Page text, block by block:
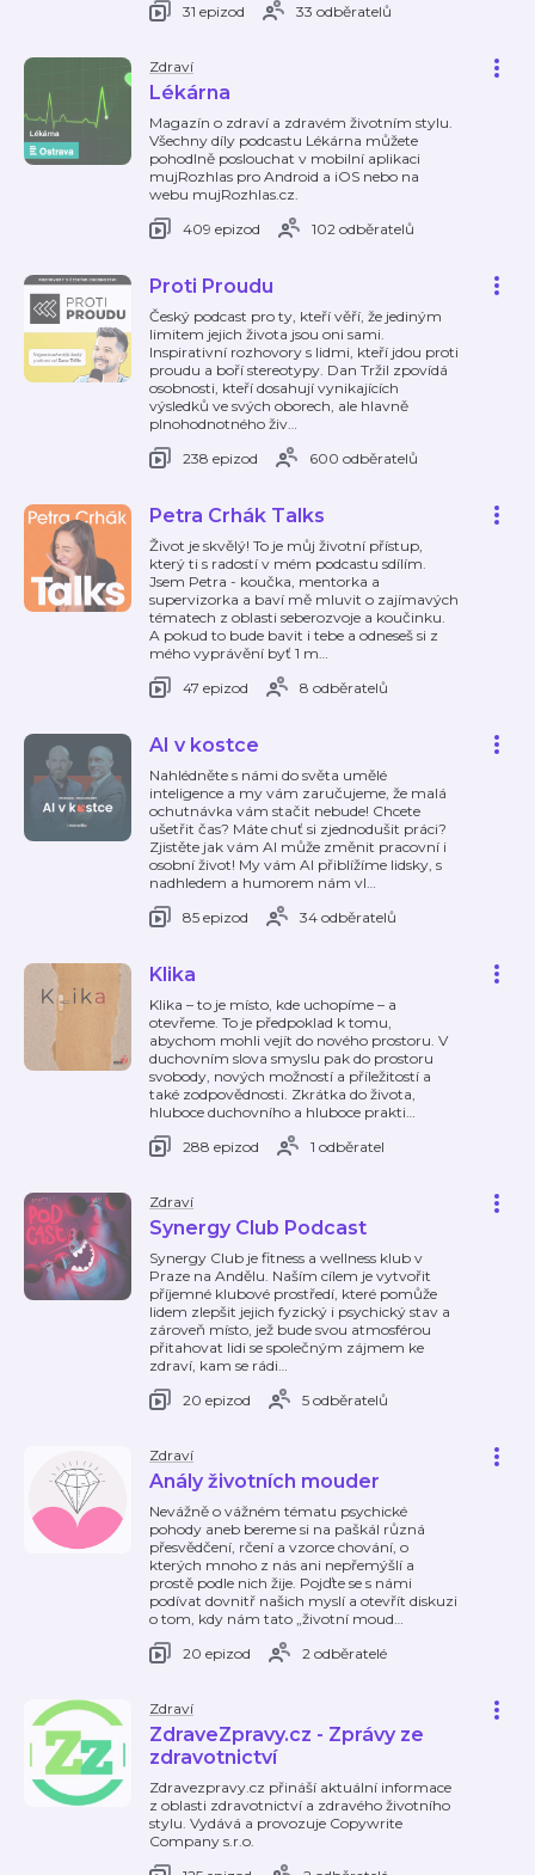
31 epizod
33 odběratelů
Zdraví
Lékárna
Magazín o zdraví a zdravém životním stylu.
Všechny díly podcastu Lékárna můžete
pohodlně poslouchat v mobilní aplikaci
mujRozhlas pro Android a iOS nebo na
webu mujRozhlas.cz.
409 epizod
102 odběratelů
Proti Proudu
Český podcast pro ty, kteří věří, že jediným
limitem jejich života jsou oni sami.
Inspirativní rozhovory s lidmi, kteří jdou proti
proudu a boří stereotypy. Dan Tržil zpovídá
osobnosti, kteří dosahují vynikajících
výsledků ve svých oborech, ale hlavně
plnohodnotného živ…
238 epizod
600 odběratelů
Petra Crhák Talks
Život je skvělý! To je můj životní přístup,
který ti s radostí v mém podcastu sdílím.
Jsem Petra - koučka, mentorka a
supervizorka a baví mě mluvit o zajímavých
tématech z oblasti seberozvoje a koučinku.
A pokud to bude bavit i tebe a odneseš si z
mého vyprávění byť 1 m…
47 epizod
8 odběratelů
AI v kostce
Nahlédněte s námi do světa umělé
inteligence a my vám zaručujeme, že malá
ochutnávka vám stačit nebude! Chcete
ušetřit čas? Máte chuť si zjednodušit práci?
Zjistěte jak vám AI může změnit pracovní i
osobní život! My vám AI přiblížíme lidsky, s
nadhledem a humorem nám vl…
85 epizod
34 odběratelů
Klika
Klika – to je místo, kde uchopíme – a
otevřeme. To je předpoklad k tomu,
abychom mohli vejít do nového prostoru. V
duchovním slova smyslu pak do prostoru
svobody, nových možností a příležitostí a
také zodpovědnosti. Zkrátka do života,
hluboce duchovního a hluboce prakti…
288 epizod
1 odběratel
Zdraví
Synergy Club Podcast
Synergy Club je fitness a wellness klub v
Praze na Andělu. Naším cílem je vytvořit
příjemné klubové prostředí, které pomůže
lidem zlepšit jejich fyzický i psychický stav a
zároveň místo, jež bude svou atmosférou
přitahovat lidi se společným zájmem ke
zdraví, kam se rádi…
20 epizod
5 odběratelů
Zdraví
Anály životních mouder
Nevážně o vážném tématu psychické
pohody aneb bereme si na paškál různá
přesvědčení, rčení a vzorce chování, o
kterých mnoho z nás ani nepřemýšlí a
prostě podle nich žije. Pojďte se s námi
podívat dovnitř našich myslí a otevřít diskuzi
o tom, kdy nám tato „životní moud…
20 epizod
2 odběratelé
Zdraví
ZdraveZpravy.cz - Zprávy ze
zdravotnictví
Zdravezpravy.cz přináší aktuální informace
z oblasti zdravotnictví a zdravého životního
stylu. Vydává a provozuje Copywrite
Company s.r.o.